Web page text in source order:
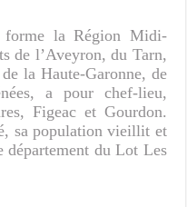
la Région Midi-
de l’Aveyron, du Tarn,
la Haute-Garonne, de
a pour chef-lieu,
Figeac et Gourdon.
sa population vieillit et
département du Lot Les